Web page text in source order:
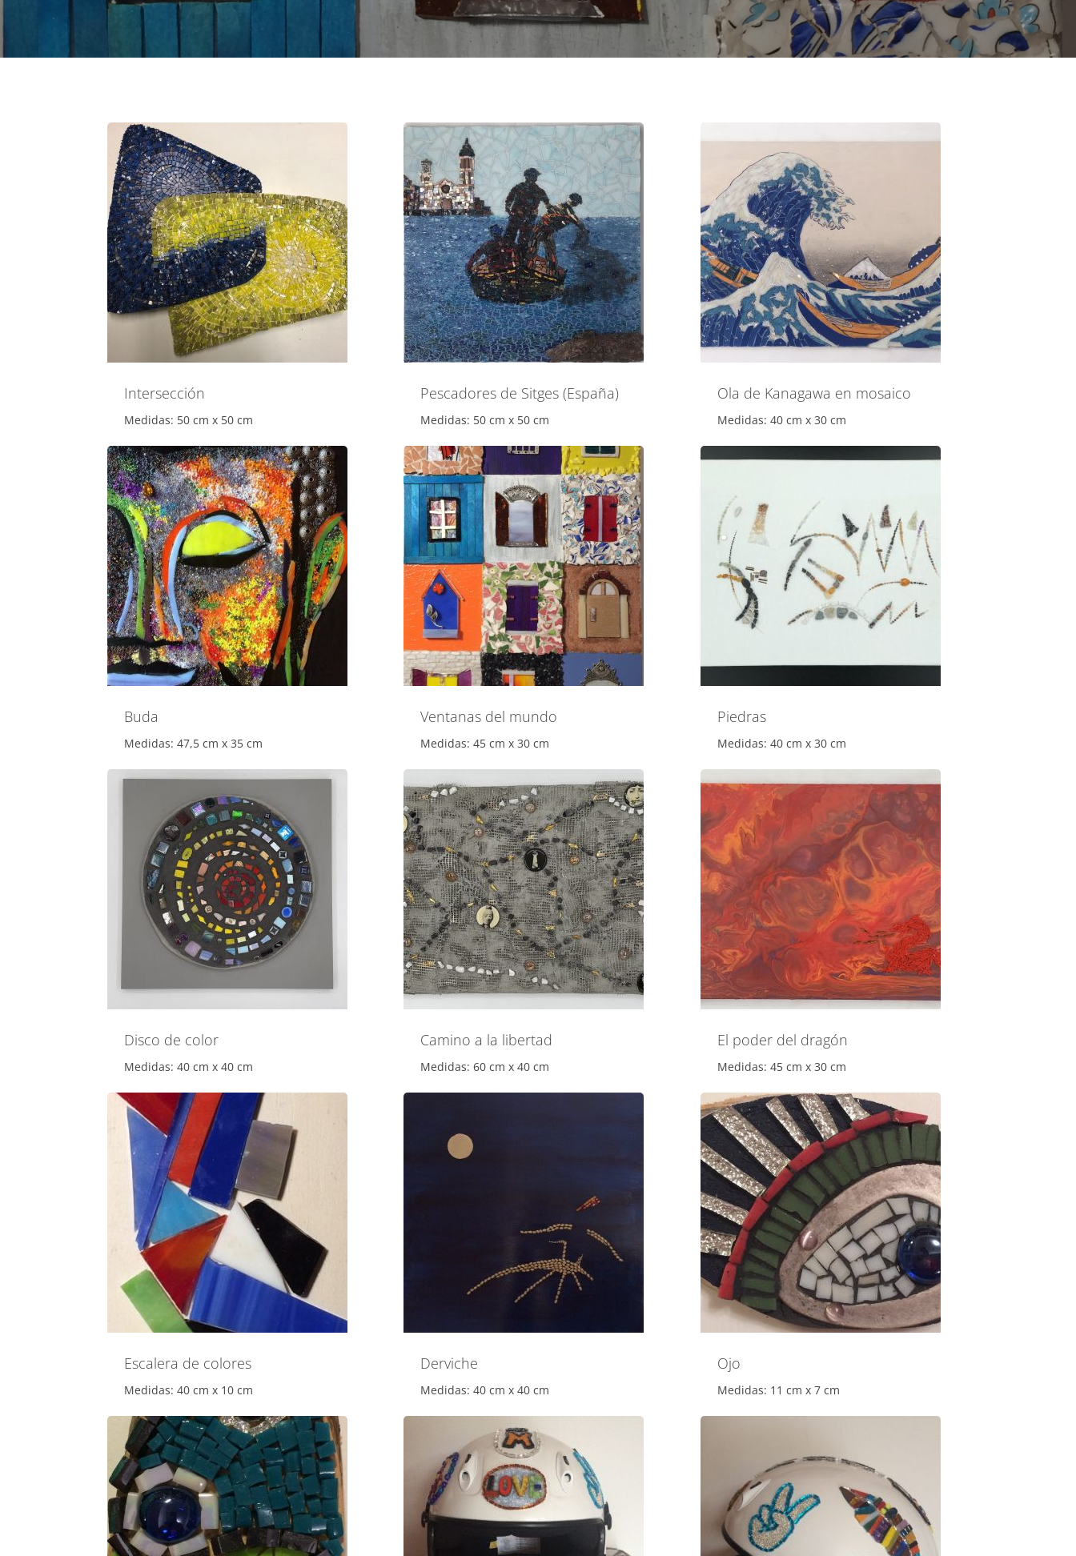
Intersección
Medidas: 50 cm x 50 cm
Pescadores de Sitges (España)
Medidas: 50 cm x 50 cm
Ola de Kanagawa en mosaico
Medidas: 40 cm x 30 cm
Buda
Medidas: 47,5 cm x 35 cm
Ventanas del mundo
Medidas: 45 cm x 30 cm
Piedras
Medidas: 40 cm x 30 cm
Disco de color
Medidas: 40 cm x 40 cm
Camino a la libertad
Medidas: 60 cm x 40 cm
El poder del dragón
Medidas: 45 cm x 30 cm
Escalera de colores
Medidas: 40 cm x 10 cm
Derviche
Medidas: 40 cm x 40 cm
Ojo
Medidas: 11 cm x 7 cm